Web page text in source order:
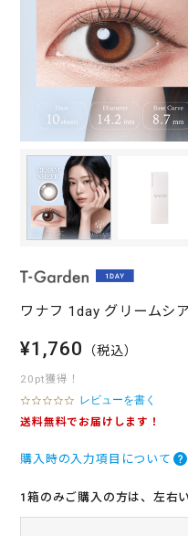
ワナフ 1day グリームシ
¥1,760 （税込）
20pt獲得！
0
.
t
r
レビューを書く
送料無料でお届けします！
購入時の入力項目について
1箱のみご購入の方は、左右